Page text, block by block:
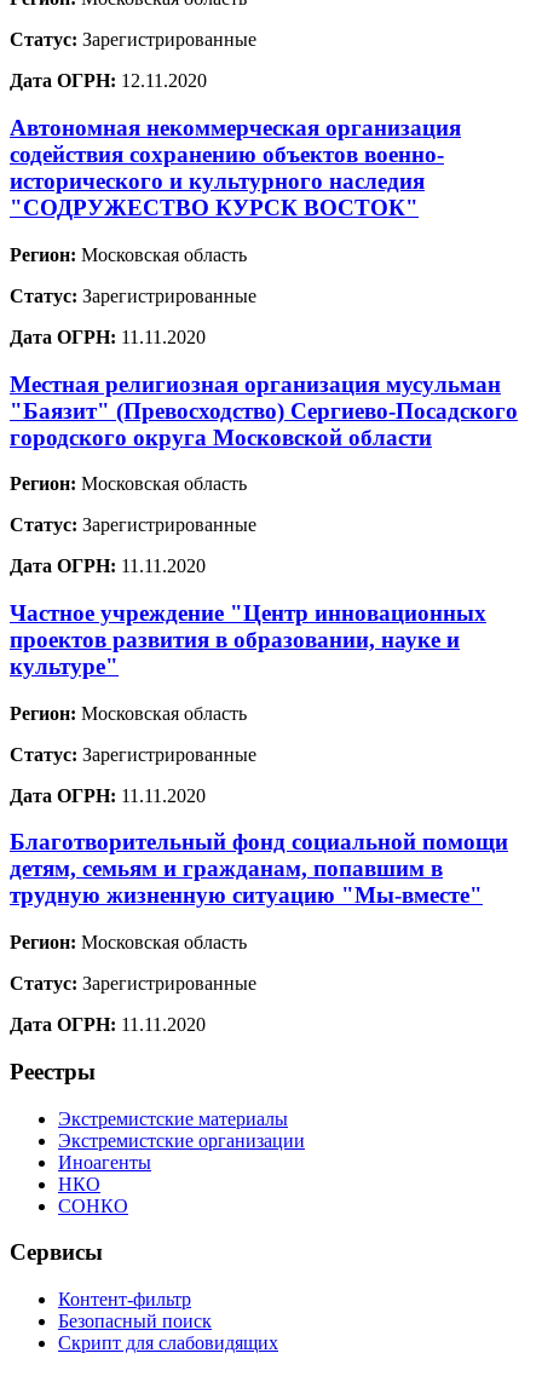
Статус: Зарегистрированные
Дата ОГРН: 12.11.2020
Автономная некоммерческая организация
содействия сохранению объектов военно-
исторического и культурного наследия
"СОДРУЖЕСТВО КУРСК ВОСТОК"
Регион: Московская область
Статус: Зарегистрированные
Дата ОГРН: 11.11.2020
Местная религиозная организация мусульман
"Баязит" (Превосходство) Сергиево-Посадского
городского округа Московской области
Регион: Московская область
Статус: Зарегистрированные
Дата ОГРН: 11.11.2020
Частное учреждение "Центр инновационных
проектов развития в образовании, науке и
культуре"
Регион: Московская область
Статус: Зарегистрированные
Дата ОГРН: 11.11.2020
Благотворительный фонд социальной помощи
детям, семьям и гражданам, попавшим в
трудную жизненную ситуацию "Мы-вместе"
Регион: Московская область
Статус: Зарегистрированные
Дата ОГРН: 11.11.2020
Реестры
Экстремистские материалы
Экстремистские организации
Иноагенты
НКО
СОНКО
Сервисы
Контент-фильтр
Безопасный поиск
Скрипт для слабовидящих